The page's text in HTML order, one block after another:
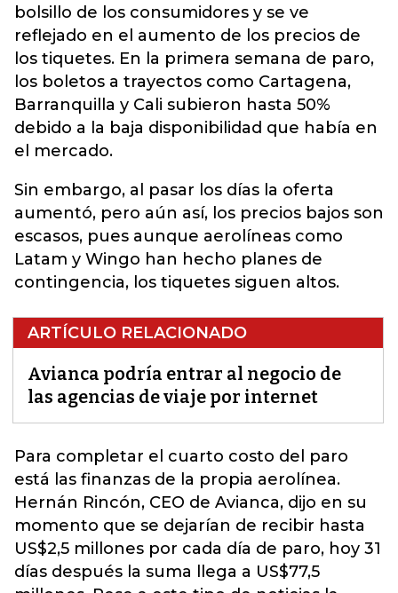
bolsillo de los consumidores y se ve
reflejado en el aumento de los precios de
los tiquetes. En la primera semana de paro,
los boletos a trayectos como Cartagena,
Barranquilla y Cali subieron hasta 50%
debido a la baja disponibilidad que había en
el mercado.
Sin embargo, al pasar los días la oferta
aumentó, pero aún así, los precios bajos son
escasos, pues aunque aerolíneas como
Latam y Wingo han hecho planes de
contingencia, los tiquetes siguen altos.
ARTÍCULO RELACIONADO
Avianca podría entrar al negocio de
las agencias de viaje por internet
Para completar el cuarto costo del paro
está las finanzas de la propia aerolínea.
Hernán Rincón, CEO de Avianca, dijo en su
momento que se dejarían de recibir hasta
US$2,5 millones por cada día de paro, hoy 31
días después la suma llega a US$77,5